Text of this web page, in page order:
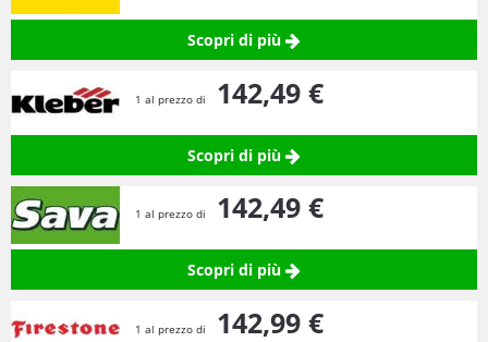
Scopri di più
1 al prezzo di 142,49 €
Scopri di più
1 al prezzo di 142,49 €
Scopri di più
1 al prezzo di 142,99 €